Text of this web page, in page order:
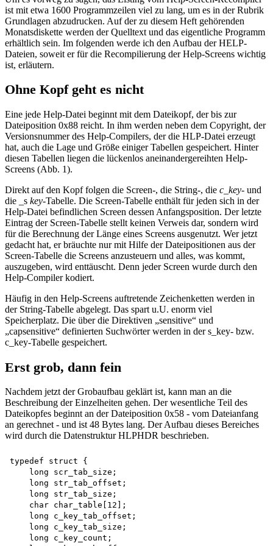
ist mit etwa 1600 Programmzeilen viel zu lang, um es in der Rubrik
Grundlagen abzudrucken. Auf der zu diesem Heft gehörenden
Monatsdiskette werden der Quelltext und das eigentliche Programm
erhältlich sein. Im folgenden werde ich den Aufbau der HELP-
Dateien, soweit er für die Recompilierung der Help-Screens wichtig
ist, erläutern.
Ohne Kopf geht es nicht
Eine jede Help-Datei beginnt mit dem Dateikopf, der bis zur
Dateiposition 0x88 reicht. In ihm werden neben dem Copyright, der
Versionsnummer des Help-Compilers, der die HLP-Datei erzeugt
hat, auch die Lage und Größe einiger Tabellen gespeichert. Hinter
diesen Tabellen liegen die lückenlos aneinandergereihten Help-
Screens (Abb. 1).
Direkt auf den Kopf folgen die Screen-, die String-, die c_key- und
die _s key-Tabelle. Die Screen-Tabelle enthält für jeden sich in der
Help-Datei befindlichen Screen dessen Anfangsposition. Der letzte
Eintrag der Screen-Tabelle stellt keinen Verweis dar, sondern wird
für die Berechnung der Länge eines Screens ausgenutzt. Wer jetzt
gedacht hat, er bräuchte nur mit Hilfe der Dateipositionen aus der
Screen-Tabelle die Screens anzusteuern und alles, was kommt,
auszugeben, wird enttäuscht. Denn jeder Screen wurde durch den
Help-Compiler kodiert.
Häufig in den Help-Screens auftretende Zeichenketten werden in
der String-Tabelle abgelegt. Das spart u.U. enorm viel
Speicherplatz. Die über die Direktiven „sensitive“ und
„capsensitive“ definierten Suchwörter werden in der s_key- bzw.
c_key-Tabelle gespeichert.
Erst grob, dann fein
Nachdem jetzt der Grobaufbau geklärt ist, kann man an die
Beschreibung der Einzelheiten gehen. Der wesentliche Teil des
Dateikopfes beginnt an der Dateiposition 0x58 - vom Dateianfang
an gerechnet - und ist 48 Bytes lang. Der Aufbau dieses Bereiches
wird durch die Datenstruktur HLPHDR beschrieben.
typedef struct {
    long scr_tab_size;
    long str_tab_offset;
    long str_tab_size;
    char char_table[12];
    long c_key_tab_offset;
    long c_key_tab_size;
    long c_key_count;